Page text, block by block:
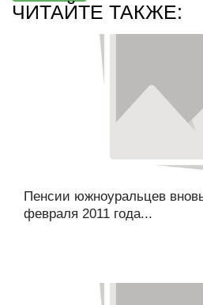
ЧИТАЙТЕ ТАКЖЕ:
Пенсии южноуральцев
февраля 2011 года...